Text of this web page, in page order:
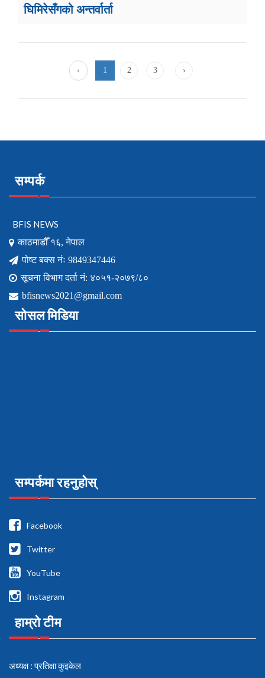
घिमिरेसँगको अन्तर्वार्ता
‹ 1 2 3 ›
सम्पर्क
BFIS NEWS
काठमाडौँ १६, नेपाल
पोष्ट बक्स नंः 9849347446
सूचना विभाग दर्ता नं: ४०५१-२०७९/८०
bfisnews2021@gmail.com
सोसल मिडिया
सम्पर्कमा रहनुहोस्
Facebook
Twitter
YouTube
Instagram
हाम्रो टीम
अध्यक्ष : प्रतिक्षा कुइकेल